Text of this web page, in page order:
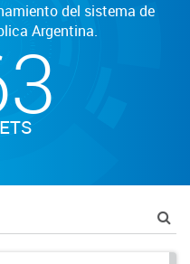
del sistema de
Argentina.